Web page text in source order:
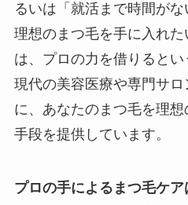
るいは「就活まで時間が
理想のまつ毛を手に入れ
は、プロの力を借りるとい
現代の美容医療や専門サ
に、あなたのまつ毛を理
手段を提供しています。
プロの手によるまつ毛ケ